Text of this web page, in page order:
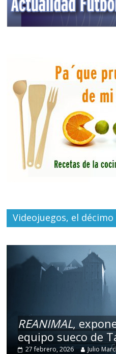
Videojuegos, el
REANIMAL,
equipo sueco de
27 febrero, 2026 Julio